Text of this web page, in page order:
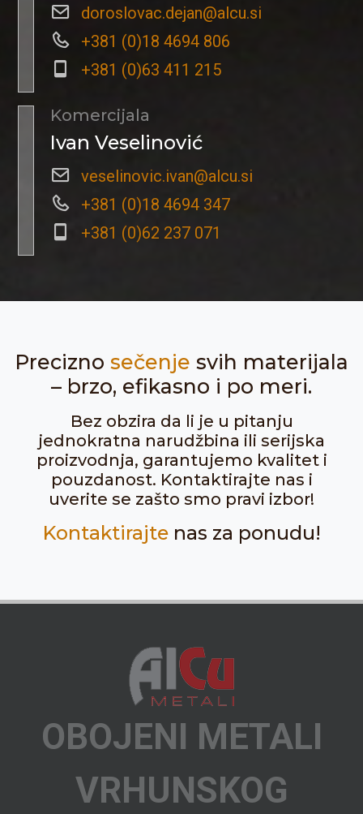
doroslovac.dejan@alcu.si
+381 (0)18 4694 806
+381 (0)63 411 215
Komercijala
Ivan Veselinović
veselinovic.ivan@alcu.si
+381 (0)18 4694 347
+381 (0)62 237 071
Precizno sečenje svih materijala
– brzo, efikasno i po meri.
Bez obzira da li je u pitanju
jednokratna narudžbina ili serijska
proizvodnja, garantujemo kvalitet i
pouzdanost. Kontaktirajte nas i
uverite se zašto smo pravi izbor!
Kontaktirajtenas za ponudu!
OBOJENI METALI
VRHUNSKOG